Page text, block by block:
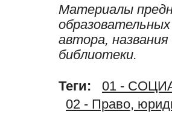
Материалы
автора,
библиотеки.
Теги:
01 -
02 - Право,